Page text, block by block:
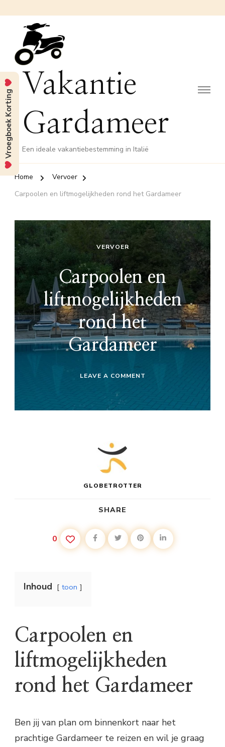
Vakantie
Gardameer
Een ideale vakantiebestemming in Italië
Home
Vervoer
Carpoolen en liftmogelijkheden rond het Gardameer
VERVOER
Carpoolen en
liftmogelijkheden
rond het
Gardameer
LEAVE A COMMENT
ROND
GLOBETROTTER
SHARE
0
Inhoud toon
Carpoolen en
liftmogelijkheden
rond het Gardameer
Ben jij van plan om binnenkort naar het
prachtige Gardameer te reizen en wil je graag
Vroegboek Korting